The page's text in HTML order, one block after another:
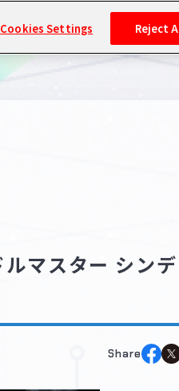
閲覧履歴・購
マイスケジ
マスター シン
Share
Cookies Settings Reject